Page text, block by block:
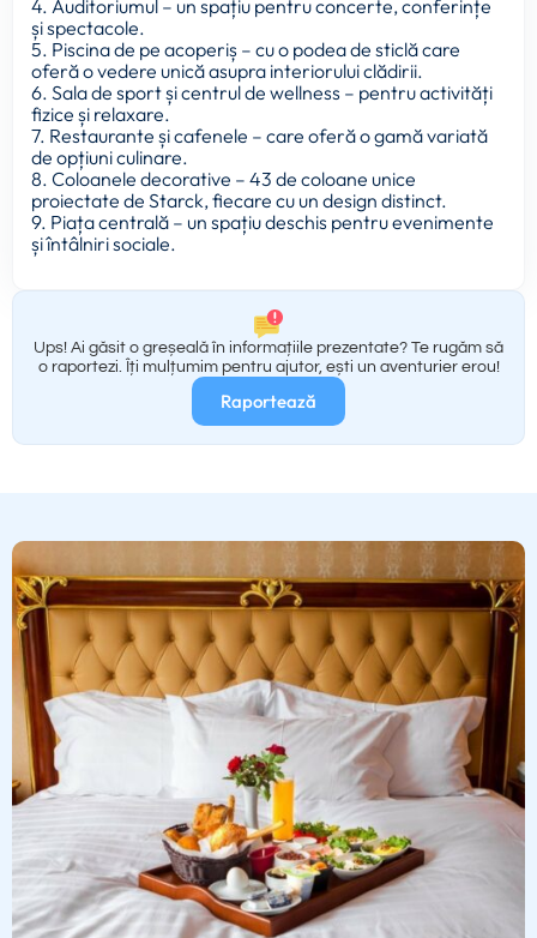
4. Auditoriumul – un spațiu pentru concerte, conferințe
și spectacole.
5. Piscina de pe acoperiș – cu o podea de sticlă care
oferă o vedere unică asupra interiorului clădirii.
6. Sala de sport și centrul de wellness – pentru activități
fizice și relaxare.
7. Restaurante și cafenele – care oferă o gamă variată
de opțiuni culinare.
8. Coloanele decorative – 43 de coloane unice
proiectate de Starck, fiecare cu un design distinct.
9. Piața centrală – un spațiu deschis pentru evenimente
și întâlniri sociale.
Ups! Ai găsit o greșeală în informațiile prezentate? Te rugăm să
o raportezi. Îți mulțumim pentru ajutor, ești un aventurier erou!
Raportează